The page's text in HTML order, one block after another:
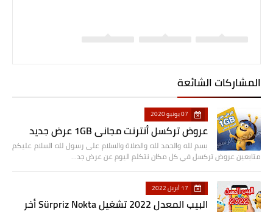
المشاركات الشائعة
07 يونيو 2020
عروض تركسل أنترنت مجاني 1GB عرض جديد
بسم لله والحمد لله والصلاة والسلام على رسول لله السلام عليكم
متابعين عروض تركسل في كل مكان نتكلم اليوم عن عرض جد…
17 أبريل 2022
البيب المعدل 2022 تشغيل Sürpriz Nokta أخر